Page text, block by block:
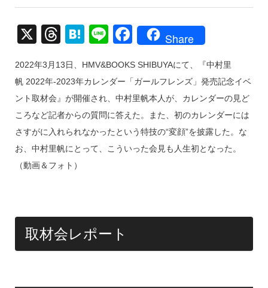
X
T
e
a
d
s
H
e
n
a
Li
e
F
c
e
b
o
o
Share
2022年3月13日、HMV&BOOKS SHIBUYAにて、『中村里
帆 2022年-2023年カレンダー「ガールフレンズ」発売記念イベ
ント取材会』が開催され、中村里帆本人が、カレンダーの見ど
ころなど記者からの質問に答えた。また、初のカレンダーには
さすがに入れられなかったという特技の“変顔”を披露した。な
お、中村里帆にとって、こういった会見も人生初となった。
（動画＆フォト）
取材会レポート